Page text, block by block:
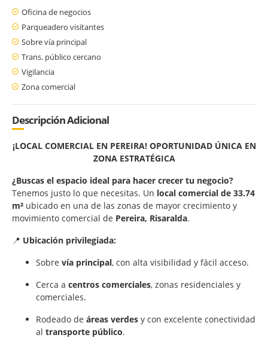
Oficina de negocios
Parqueadero visitantes
Sobre vía principal
Trans. público cercano
Vigilancia
Zona comercial
Descripción Adicional
¡LOCAL COMERCIAL EN PEREIRA! OPORTUNIDAD ÚNICA EN
ZONA ESTRATÉGICA
¿Buscas el espacio ideal para hacer crecer tu negocio?
Tenemos justo lo que necesitas. Un local comercial de 33.74
m² ubicado en una de las zonas de mayor crecimiento y
movimiento comercial de Pereira, Risaralda.
📍 Ubicación privilegiada:
Sobre vía principal, con alta visibilidad y fácil acceso.
Cerca a centros comerciales, zonas residenciales y
comerciales.
Rodeado de áreas verdes y con excelente conectividad
al transporte público.